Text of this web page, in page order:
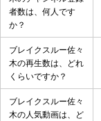
者数は、何人です
か？
ブレイクスルー佐々
木の再生数は、どれ
くらいですか？
ブレイクスルー佐々
木の人気動画は、ど